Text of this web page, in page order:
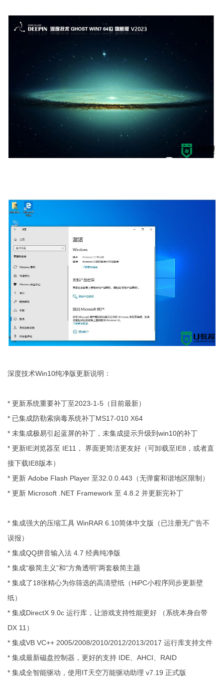
深度技术Win10纯净版更新说明：
* 更新系统重要补丁至2023-1-5（目前最新）
* 已集成防勒索病毒系统补丁MS17-010 X64
* 未集成极易引起蓝屏的补丁，未集成提示升级到win10的补丁
* 更新IE浏览器至 IE11， 界面更简洁更友好（可卸载至IE8，或者直
接下载IE8版本）
* 更新 Adobe Flash Player 至32.0.0.443（无弹窗和谐地区限制）
* 更新 Microsoft .NET Framework 至 4.8.2 并更新完补丁
* 集成强大的压缩工具 WinRAR 6.10简体中文版（已注册无广告不
误报）
* 集成QQ拼音输入法 4.7 经典纯净版
* 集成“极简主义”和“方角透明”两套极简主题
* 集成了18张精心为你筛选的高清壁纸（HiPC小程序同步更新壁
纸）
* 集成DirectX 9.0c 运行库，让游戏支持性能更好 （系统本身自带
DX 11）
* 集成VB VC++ 2005/2008/2010/2012/2013/2017 运行库支持文件
* 集成最新磁盘控制器，更好的支持 IDE、AHCI、RAID
* 集成全智能驱动，使用IT天空万能驱动助理 v7.19 正式版